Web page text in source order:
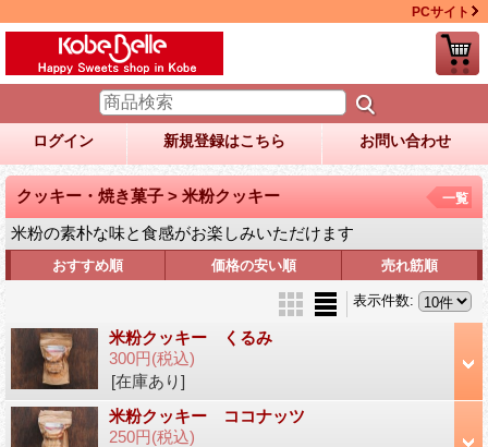
PCサイト
ログイン 新規登録はこちら お問い合わせ
クッキー・焼き菓子 > 米粉クッキー
米粉の素朴な味と食感がお楽しみいただけます
一覧
おすすめ順 価格の安い順 売れ筋順
表示件数:
米粉クッキー くるみ
300円(税込)
[在庫あり]
米粉クッキー ココナッツ
250円(税込)